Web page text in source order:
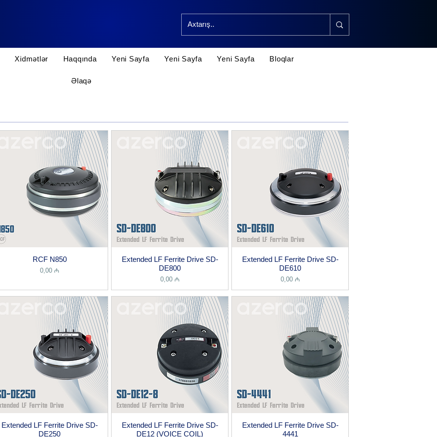
Xidmətlər Haqqında Yeni Sayfa Yeni Sayfa Yeni Sayfa Bloqlar
Əlaqə
RCF N850
Price
0,00 ₼
Extended LF Ferrite Drive SD-
DE800
Price
0,00 ₼
Extended LF Ferrite Drive SD-
DE610
Price
0,00 ₼
Extended LF Ferrite Drive SD-
DE250
Extended LF Ferrite Drive SD-
DE12 (VOICE COIL)
Extended LF Ferrite Drive SD-
4441